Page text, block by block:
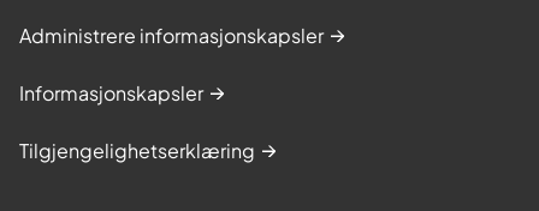
Administrere informasjonskapsler
Informasjonskapsler
Tilgjengelighetserklæring